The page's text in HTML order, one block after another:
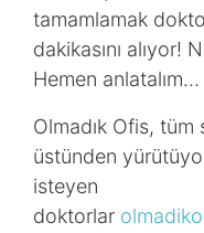
tamamlamak
dakikasını alıyor!
Hemen anlatalım…
Olmadık Ofis,
üstünden
isteyen
doktorlar